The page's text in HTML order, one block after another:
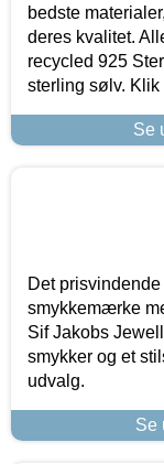
bedste
deres kvalitet.
recycled 925
sterling sølv. Klik
Se
Det
smykkemærke
Sif Jakobs
smykker og et
udvalg.
Se